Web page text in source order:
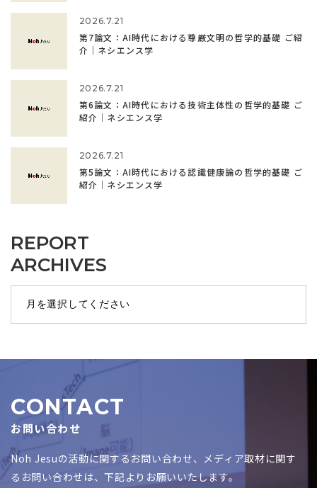
2026.7.21
第7論文：AI時代における尊厳文明の哲学的基礎 ご紹
介｜ネシエンス学
2026.7.21
第6論文：AI時代における技術主体性の哲学的基礎 ご
紹介｜ネシエンス学
2026.7.21
第5論文：AI時代における認識健康論の哲学的基礎 ご
紹介｜ネシエンス学
REPORT
ARCHIVES
CONTACT
お問い合わせ
Noh Jesuの活動に関するお問い合わせ、メディア取材に関す
るお問い合わせは、下記よりお願いいたします。